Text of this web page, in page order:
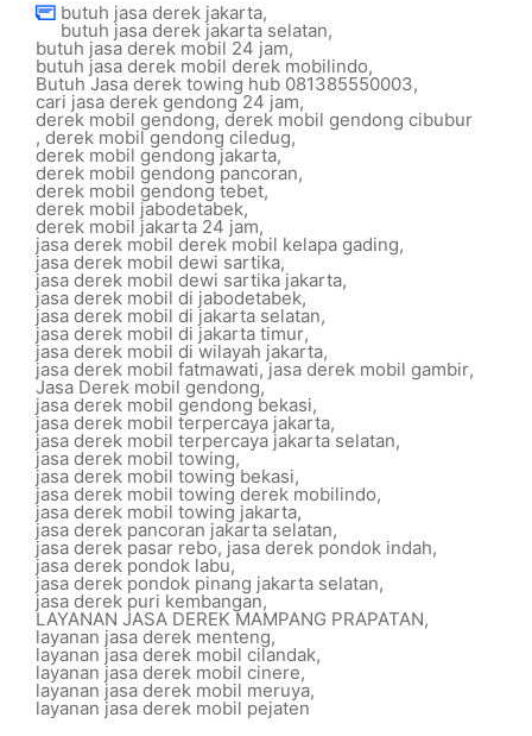
butuh jasa derek jakarta,
butuh jasa derek jakarta selatan,
butuh jasa derek mobil 24 jam,
butuh jasa derek mobil derek mobilindo,
Butuh Jasa derek towing hub 081385550003,
cari jasa derek gendong 24 jam,
derek mobil gendong, derek mobil gendong cibubur
, derek mobil gendong ciledug,
derek mobil gendong jakarta,
derek mobil gendong pancoran,
derek mobil gendong tebet,
derek mobil jabodetabek,
derek mobil jakarta 24 jam,
jasa derek mobil derek mobil kelapa gading,
jasa derek mobil dewi sartika,
jasa derek mobil dewi sartika jakarta,
jasa derek mobil di jabodetabek,
jasa derek mobil di jakarta selatan,
jasa derek mobil di jakarta timur,
jasa derek mobil di wilayah jakarta,
jasa derek mobil fatmawati,jasa derek mobil gambir,
Jasa Derek mobil gendong,
jasa derek mobil gendong bekasi,
jasa derek mobil terpercaya jakarta,
jasa derek mobil terpercaya jakarta selatan,
jasa derek mobil towing,
jasa derek mobil towing bekasi,
jasa derek mobil towing derek mobilindo,
jasa derek mobil towing jakarta,
jasa derek pancoran jakarta selatan,
jasa derek pasar rebo, jasa derek pondok indah,
jasa derek pondok labu,
jasa derek pondok pinang jakarta selatan,
jasa derek puri kembangan,
LAYANAN JASA DEREK MAMPANG PRAPATAN,
layanan jasa derek menteng,
layanan jasa derek mobil cilandak,
layanan jasa derek mobil cinere,
layanan jasa derek mobil meruya,
layanan jasa derek mobil pejaten